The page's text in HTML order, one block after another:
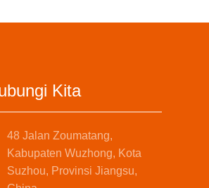
Kita
48 Jalan Zoumatang,
Kabupaten Wuzhong, Kota
Suzhou, Provinsi Jiangsu,